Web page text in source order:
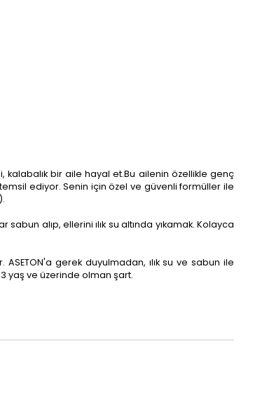
kalabalık bir aile hayal et.Bu ailenin özellikle genç
ediyor. Senin için özel ve güvenli formüller ile
alıp, ellerini ılık su altında yıkamak. Kolayca
gerek duyulmadan, ılık su ve sabun ile
3 yaş ve üzerinde olman şart.